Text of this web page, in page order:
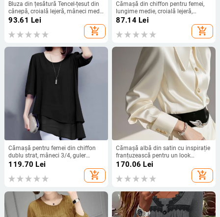
Bluza din țesătură Tencel-țesut din
cânepă, croială lejeră, mâneci medii,
guler rotund, lungime standardă
93.61 Lei
add_shopping_cart
Cămașă din chiffon pentru femei,
lungime medie, croială lejeră,
mâneci scurte, model uni, conținut
87.14Lei
add_shopping_cart
Cămașă pentru femei din chiffon
dublu strat, mâneci 3/4, guler
rotund, croială lejeră, lungime
119.70 Lei
add_shopping_cart
Cămașă albă din satin cu inspirație
franțuzească pentru un look
elegant la birou
170.06 Lei
add_shopping_cart